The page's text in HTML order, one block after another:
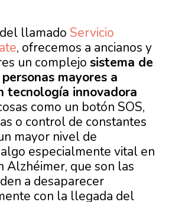
llamado Servicio
, ofrecemos a ancianos y
un complejosistema de
mayores a
tecnología innovadora
como un botón SOS,
o control de constantes
mayor nivel de
especialmente vital en
Alzhéimer, que son las
a desaparecer
con la llegada del